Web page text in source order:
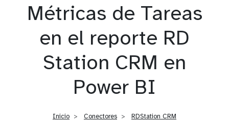
Métricas de Tareas
en el reporte RD
Station CRM en
Power BI
Inicio Conectores
RDStation CRM